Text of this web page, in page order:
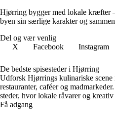
Hjørring bygger med lokale kræfter
byen sin særlige karakter og
Del og vær venlig
X
Facebook Instagram
De bedste spisesteder i Hjørring
Udforsk Hjørrings kulinariske scene
restauranter, caféer og
steder, hvor lokale råvarer og
Få adgang